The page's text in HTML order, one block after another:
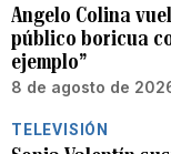
Angelo Colina
público boricua
ejemplo”
8 de agosto de
TELEVISIÓN